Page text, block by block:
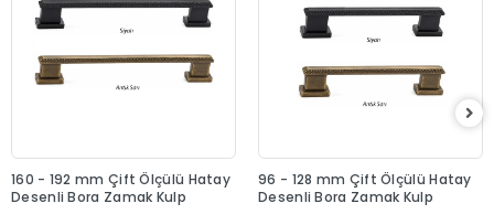
160 - 192 mm Çift Ölçülü Hatay
Desenli Bora Zamak Kulp
96 - 128 mm Çift Ölçülü Hatay
Desenli Bora Zamak Kulp